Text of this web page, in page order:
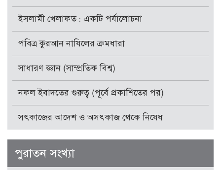
ইসলামী খেলাফত : একটি পর্যালোচনা
পবিত্র কুরআন নাযিলের ক্রমধারা
সাধারণ জ্ঞান (সাম্প্রতিক বিশ্ব)
নফল ইবাদতের গুরুত্ব (পূর্বে প্রকাশিতের পর)
সৎকাজের আদেশ ও অসৎকাজ থেকে নিষেধ
পুরাতন সংখ্যা